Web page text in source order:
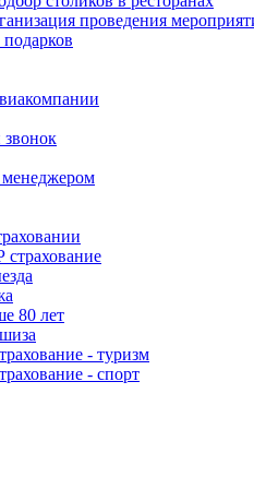
проведения
звонок
менеджером
80 лет
- туризм
- спорт